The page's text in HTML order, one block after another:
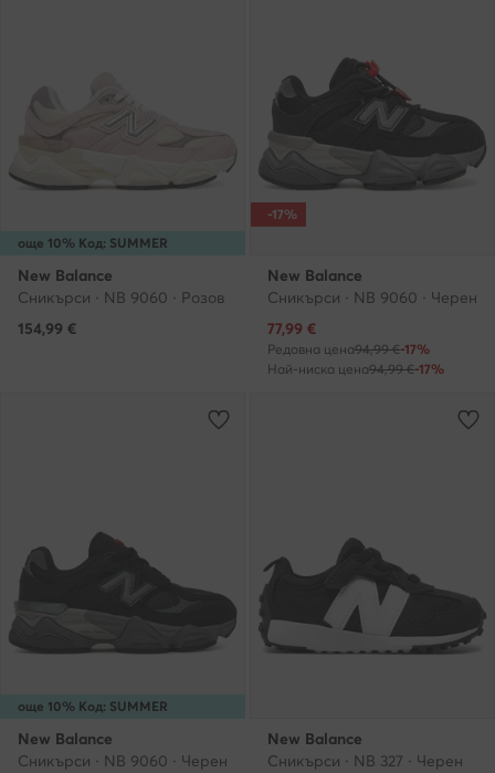
още 10% Код: SUMMER
New Balance
Сникърси · NB 9060 · Розов
154,99 €
-17%
New Balance
Сникърси · NB 9060 · Черен
Актуална цена
77,99 €
Редовна цена94,99 €-17%
Най-ниска цена94,99 €-17%
още 10% Код: SUMMER
New Balance
Сникърси · NB 9060 · Черен
New Balance
Сникърси · NB 327 · Черен